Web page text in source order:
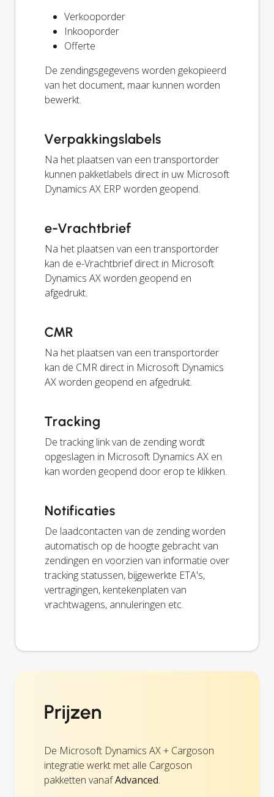
Verkooporder
Inkooporder
Offerte
De zendingsgegevens worden gekopieerd
van het document, maar kunnen worden
bewerkt.
Verpakkingslabels
Na het plaatsen van een transportorder
kunnen pakketlabels direct in uw Microsoft
Dynamics AX ERP worden geopend.
e-Vrachtbrief
Na het plaatsen van een transportorder
kan de e-Vrachtbrief direct in Microsoft
Dynamics AX worden geopend en
afgedrukt.
CMR
Na het plaatsen van een transportorder
kan de CMR direct in Microsoft Dynamics
AX worden geopend en afgedrukt.
Tracking
De tracking link van de zending wordt
opgeslagen in Microsoft Dynamics AX en
kan worden geopend door erop te klikken.
Notificaties
De laadcontacten van de zending worden
automatisch op de hoogte gebracht van
zendingen en voorzien van informatie over
tracking statussen, bijgewerkte ETA's,
vertragingen, kentekenplaten van
vrachtwagens, annuleringen etc.
Prijzen
De Microsoft Dynamics AX + Cargoson
integratie werkt met alle Cargoson
pakketten vanafAdvanced.